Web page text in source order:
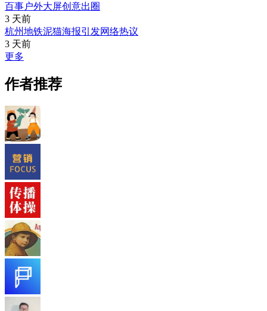
百事户外大屏创意出圈
3 天前
杭州地铁泥猫海报引发网络热议
3 天前
更多
作者推荐